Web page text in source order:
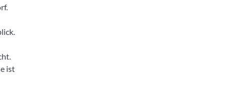
ist